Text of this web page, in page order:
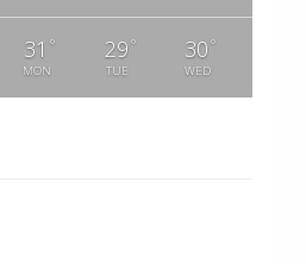
31 °
MON
29 °
TUE
30 °
WED